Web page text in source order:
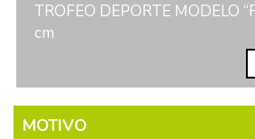
TROFEO DEPORTE MODELO
cm
MOTIVO